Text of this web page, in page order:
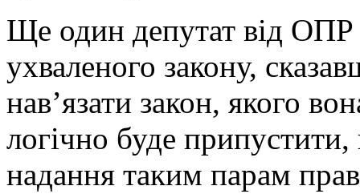
Ще один депутат від ОПР
ухваленого закону,
нав’язати закон, якого
логічно буде
надання таким парам